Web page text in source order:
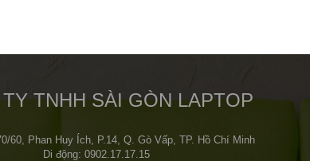
TNHH SÀI GÒN LAPTOP
60, Phan Huy Ích, P.14, Q. Gò Vấp, TP. Hồ Chí Minh
Di động: 0902.17.17.15